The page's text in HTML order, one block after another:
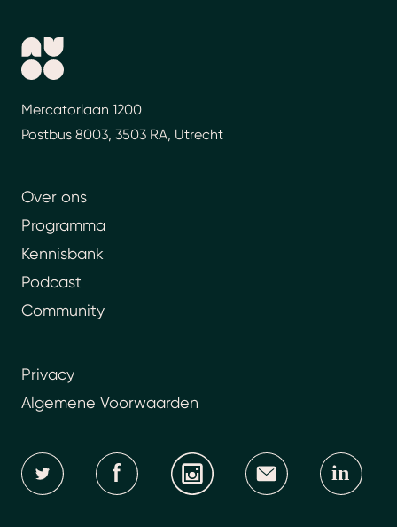
Mercatorlaan 1200
Postbus 8003, 3503 RA, Utrecht
Over ons
Programma
Kennisbank
Podcast
Community
Privacy
Algemene Voorwaarden
in